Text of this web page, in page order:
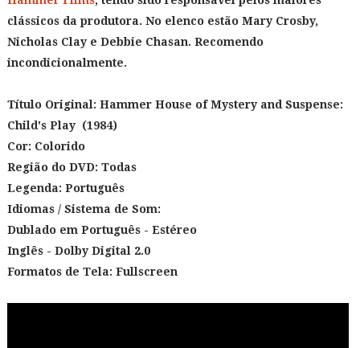
clássicos da produtora. No elenco estão Mary Crosby,
Nicholas Clay e Debbie Chasan. Recomendo
incondicionalmente.
Título Original: Hammer House of Mystery and Suspense:
Child's Play (1984)
Cor: Colorido
Região do DVD: Todas
Legenda: Português
Idiomas / Sistema de Som:
Dublado em Português - Estéreo
Inglês - Dolby Digital 2.0
Formatos de Tela: Fullscreen